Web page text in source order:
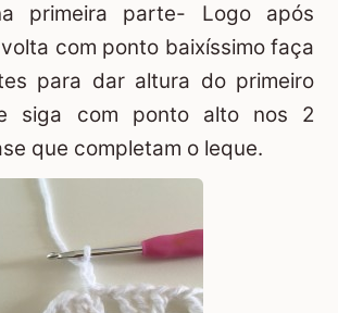
primeira parte- Logo após
com ponto baixíssimo faça
para dar altura do primeiro
siga com ponto alto nos 2
que completam o leque.